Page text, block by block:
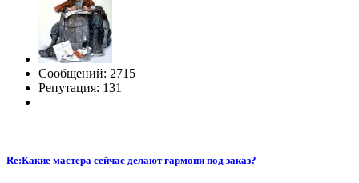
Сообщений: 2715
Репутация: 131
Re:Какие мастера сейчас делают гармони под заказ?